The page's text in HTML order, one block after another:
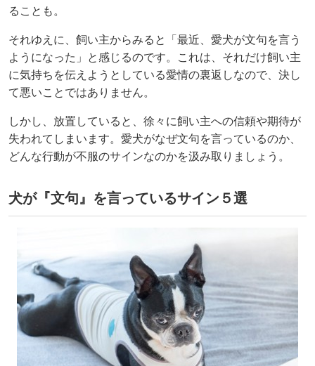
ることも。
それゆえに、飼い主からみると「最近、愛犬が文句を言う
ようになった」と感じるのです。これは、それだけ飼い主
に気持ちを伝えようとしている愛情の裏返しなので、決し
て悪いことではありません。
しかし、放置していると、徐々に飼い主への信頼や期待が
失われてしまいます。愛犬がなぜ文句を言っているのか、
どんな行動が不服のサインなのかを汲み取りましょう。
犬が『文句』を言っているサイン５選